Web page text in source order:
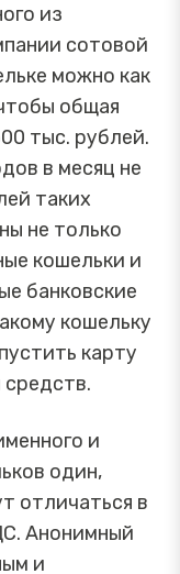
из
сотовой
можно как
общая
тыс. рублей.
в месяц не
таких
не только
кошельки и
банковские
кошельку
карту
и
один,
отличаться в
Анонимный
и